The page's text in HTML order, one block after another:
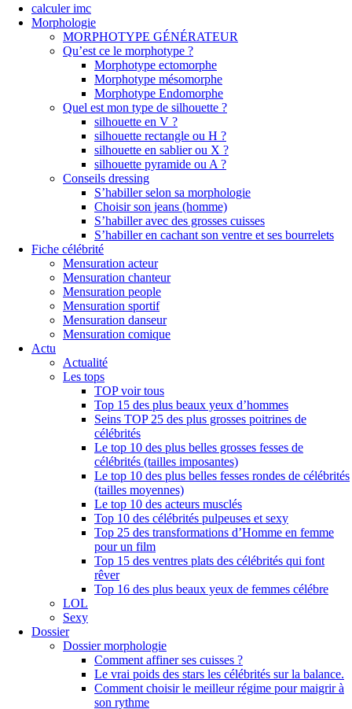
calculer imc
Morphologie
MORPHOTYPE GÉNÉRATEUR
Qu’est ce le morphotype ?
Morphotype ectomorphe
Morphotype mésomorphe
Morphotype Endomorphe
Quel est mon type de silhouette ?
silhouette en V ?
silhouette rectangle ou H ?
silhouette en sablier ou X ?
silhouette pyramide ou A ?
Conseils dressing
S’habiller selon sa morphologie
Choisir son jeans (homme)
S’habiller avec des grosses cuisses
S’habiller en cachant son ventre et ses bourrelets
Fiche célébrité
Mensuration acteur
Mensuration chanteur
Mensuration people
Mensuration sportif
Mensuration danseur
Mensuration comique
Actu
Actualité
Les tops
TOP voir tous
Top 15 des plus beaux yeux d’hommes
Seins TOP 25 des plus grosses poitrines de
célébrités
Le top 10 des plus belles grosses fesses de
célébrités (tailles imposantes)
Le top 10 des plus belles fesses rondes de célébrités
(tailles moyennes)
Le top 10 des acteurs musclés
Top 10 des célébrités pulpeuses et sexy
Top 25 des transformations d’Homme en femme
pour un film
Top 15 des ventres plats des célébrités qui font
rêver
Top 16 des plus beaux yeux de femmes célébre
LOL
Sexy
Dossier
Dossier morphologie
Comment affiner ses cuisses ?
Le vrai poids des stars les célébrités sur la balance.
Comment choisir le meilleur régime pour maigrir à
son rythme